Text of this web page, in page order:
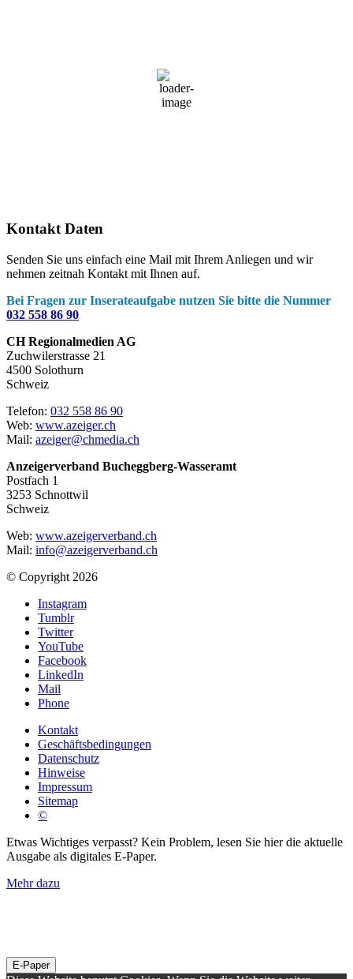
Kontakt Daten
Senden Sie uns einfach eine Mail mit Ihrem Anliegen und wir
nehmen zeitnah Kontakt mit Ihnen auf.
Bei Fragen zur Inserateaufgabe nutzen Sie bitte die Nummer
032 558 86 90
CH Regionalmedien AG
Zuchwilerstrasse 21
4500 Solothurn
Schweiz
Telefon: 032 558 86 90
Web: www.azeiger.ch
Mail: azeiger@chmedia.ch
Anzeigerverband Bucheggberg-Wasseramt
Postfach 1
3253 Schnottwil
Schweiz
Web: www.azeigerverband.ch
Mail: info@azeigerverband.ch
© Copyright 2026
Instagram
Tumblr
Twitter
YouTube
Facebook
LinkedIn
Mail
Phone
Kontakt
Geschäftsbedingungen
Datenschutz
Hinweise
Impressum
Sitemap
©
Etwas Wichtiges verpasst? Kein Problem, lesen Sie hier die aktuelle
Ausgabe als digitales E-Paper.
Mehr dazu
E-Paper